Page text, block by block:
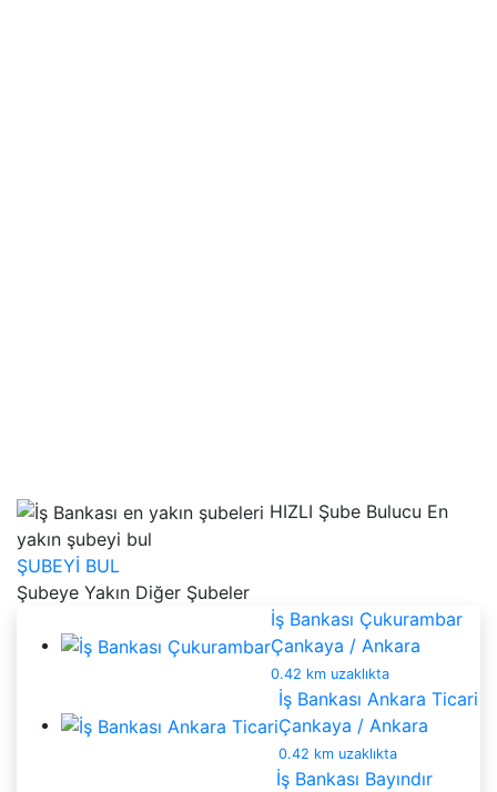
HIZLI Şube Bulucu En
yakın şubeyi bul
ŞUBEYİ BUL
Şubeye Yakın Diğer Şubeler
İş Bankası Çukurambar
Çankaya / Ankara
0.42 km uzaklıkta
İş Bankası Ankara Ticari
Çankaya / Ankara
0.42 km uzaklıkta
İş Bankası Bayındır